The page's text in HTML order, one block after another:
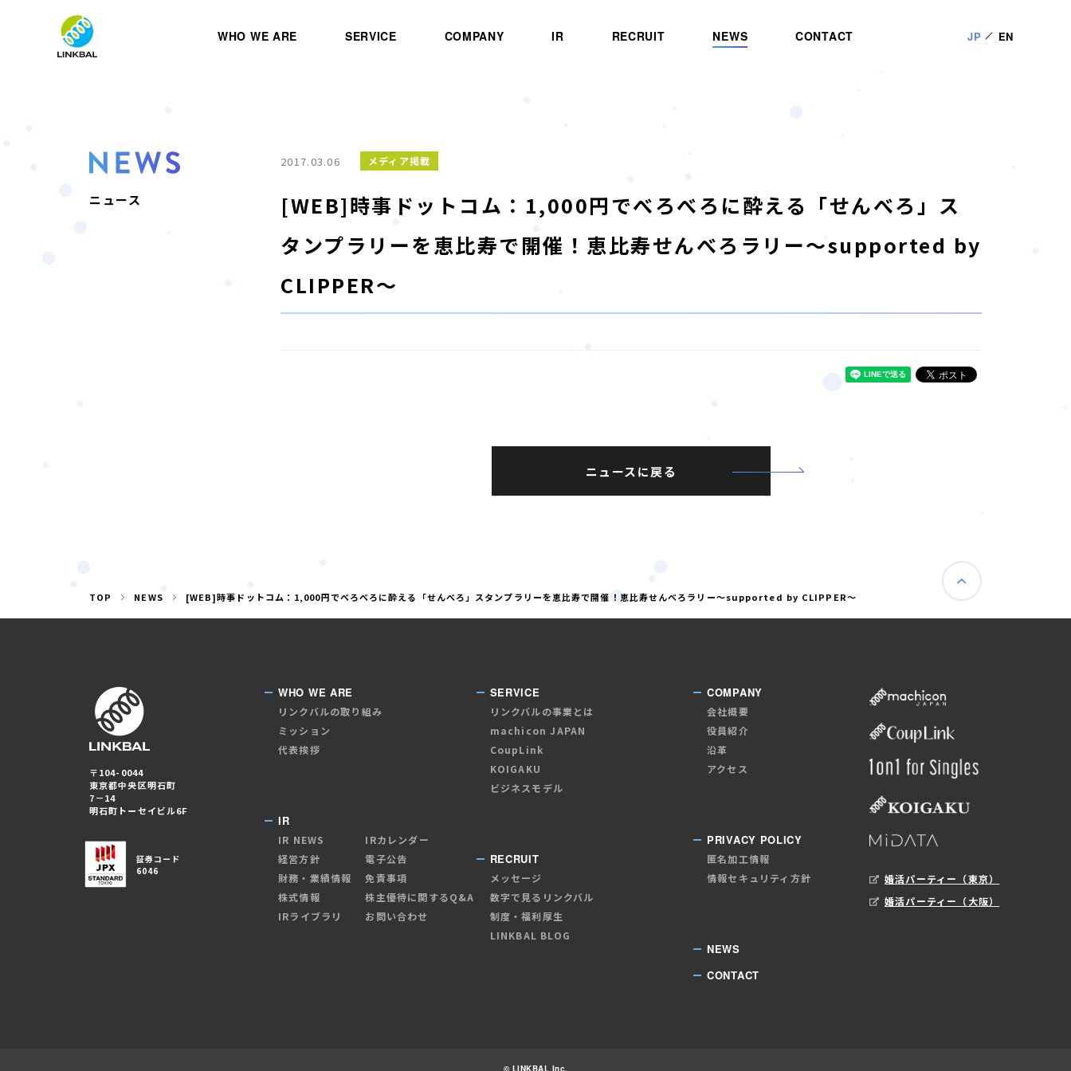
WHO WE ARE SERVICE COMPANY IR RECRUIT NEWS CONTACT JP EN
ニュース
2017.03.06 メディア掲載
[WEB]時事ドットコム：1,000円でべろべろに酔える「せんべろ」ス
タンプラリーを恵比寿で開催！恵比寿せんべろラリー～supported by
CLIPPER～
ニュースに戻る
TOP NEWS [WEB]時事ドットコム：1,000円でべろべろに酔える「せんべろ」スタンプラリーを恵比寿で開催！恵比寿せんべろラリー～supported by CLIPPER～
〒104-0044
東京都中央区明石町
7－14
明石町トーセイビル6F
証券コード
6046
WHO WE ARE
リンクバルの取り組み
ミッション
代表挨拶
IR
IR NEWS
経営方針
財務・業績情報
株式情報
IRライブラリ
IRカレンダー
電子公告
免責事項
株主優待に関するQ&A
お問い合わせ
SERVICE
リンクバルの事業とは
machicon JAPAN
CoupLink
KOIGAKU
ビジネスモデル
RECRUIT
メッセージ
数字で見るリンクバル
制度・福利厚生
LINKBAL BLOG
COMPANY
会社概要
役員紹介
沿革
アクセス
PRIVACY POLICY
匿名加工情報
情報セキュリティ方針
NEWS
CONTACT
婚活パーティー（東京）
婚活パーティー（大阪）
© LINKBAL Inc.